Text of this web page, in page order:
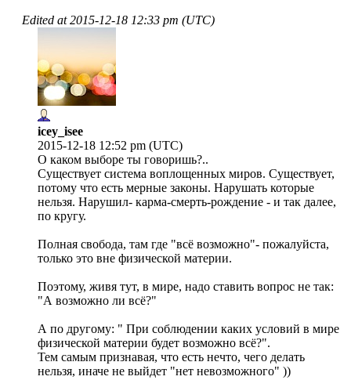
Edited at2015-12-18 12:33 pm (UTC)
icey_isee
2015-12-18 12:52 pm (UTC)
О каком выборе ты говоришь?..
Существует система воплощенных миров. Существует,
потому что есть мерные законы. Нарушать которые
нельзя. Нарушил- карма-смерть-рождение - и так далее,
по кругу.
Полная свобода, там где "всё возможно"- пожалуйста,
только это вне физической материи.
Поэтому, живя тут, в мире, надо ставить вопрос не так:
"А возможно ли всё?"
А по другому: " При соблюдении каких условий в мире
физической материи будет возможно всё?".
Тем самым признавая, что есть нечто, чего делать
нельзя, иначе не выйдет "нет невозможного" ))